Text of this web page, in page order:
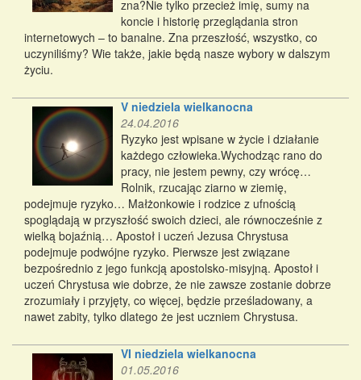
zna?Nie tylko przecież imię, sumy na
koncie i historię przeglądania stron
internetowych – to banalne. Zna przeszłość, wszystko, co
uczyniliśmy? Wie także, jakie będą nasze wybory w dalszym
życiu.
V niedziela wielkanocna
24.04.2016
Ryzyko jest wpisane w życie i działanie
każdego człowieka.Wychodząc rano do
pracy, nie jestem pewny, czy wrócę…
Rolnik, rzucając ziarno w ziemię,
podejmuje ryzyko… Małżonkowie i rodzice z ufnością
spoglądają w przyszłość swoich dzieci, ale równocześnie z
wielką bojaźnią… Apostoł i uczeń Jezusa Chrystusa
podejmuje podwójne ryzyko. Pierwsze jest związane
bezpośrednio z jego funkcją apostolsko-misyjną. Apostoł i
uczeń Chrystusa wie dobrze, że nie zawsze zostanie dobrze
zrozumiały i przyjęty, co więcej, będzie prześladowany, a
nawet zabity, tylko dlatego że jest uczniem Chrystusa.
VI niedziela wielkanocna
01.05.2016